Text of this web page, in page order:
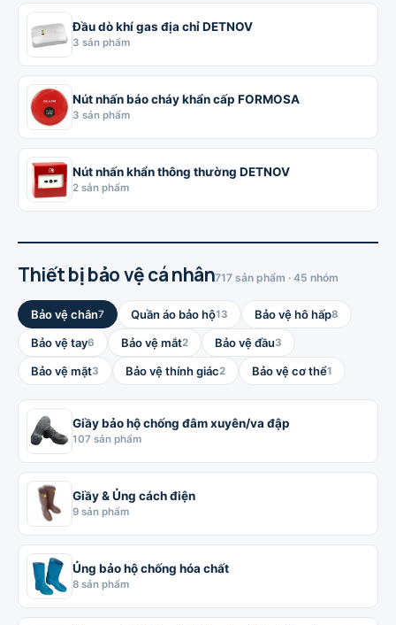
Đầu dò khí gas địa chỉ DETNOV
3 sản phẩm
Nút nhấn báo cháy khẩn cấp FORMOSA
3 sản phẩm
Nút nhấn khẩn thông thường DETNOV
2 sản phẩm
Thiết bị bảo vệ cá nhân717 sản phẩm · 45 nhóm
Bảo vệ chân7 Quần áo bảo hộ13 Bảo vệ hô hấp8
Bảo vệ tay6 Bảo vệ mắt2 Bảo vệ đầu3
Bảo vệ mặt3 Bảo vệ thính giác2 Bảo vệ cơ thể1
Giầy bảo hộ chống đâm xuyên/va đập
107 sản phẩm
Giầy & Ủng cách điện
9 sản phẩm
Ủng bảo hộ chống hóa chất
8 sản phẩm